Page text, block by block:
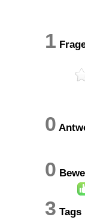
1
0
0
3